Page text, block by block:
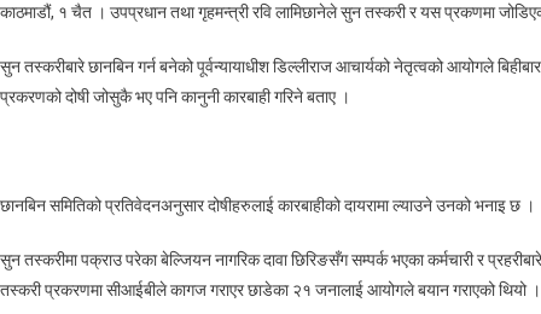
तस्करी
दोषीलाई
ल्याउँछु
गृहमन्त्री
लामिछाने
काठमाडौं, १ चैत । उपप्रधान तथा गृहमन्त्री रवि लामिछानेले सुन तस्करी र यस प्रकणमा
सुन तस्करीबारे छानबिन गर्न बनेको पूर्वन्यायाधीश डिल्लीराज आचार्यको नेतृत्वको आयोगले
प्रकरणको दोषी जोसुकै भए पनि कानुनी कारबाही गरिने बताए ।
छानबिन समितिको प्रतिवेदनअनुसार दोषीहरुलाई कारबाहीको दायरामा ल्याउने उनको भनाइ छ ।
सुन तस्करीमा पक्राउ परेका बेल्जियन नागरिक दावा छिरिङसँग सम्पर्क भएका कर्मचारी र
तस्करी प्रकरणमा सीआईबीले कागज गराएर छाडेका २१ जनालाई आयोगले बयान गराएको थियो ।